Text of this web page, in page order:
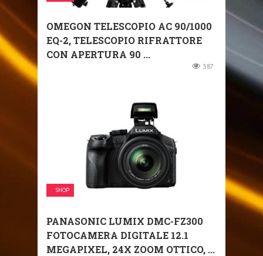
OMEGON TELESCOPIO AC 90/1000
EQ-2, TELESCOPIO RIFRATTORE
CON APERTURA 90 ...
587
SHOP
PANASONIC LUMIX DMC-FZ300
FOTOCAMERA DIGITALE 12.1
MEGAPIXEL, 24X ZOOM OTTICO, ...